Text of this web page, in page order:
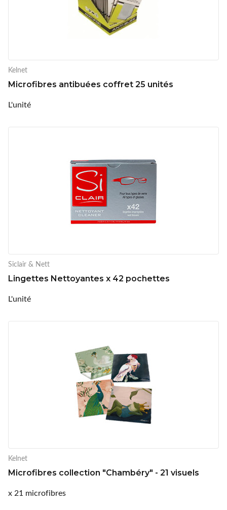
Kelnet
Microfibres antibuées coffret 25 unités
L'unité
Siclair & Nett
Lingettes Nettoyantes x 42 pochettes
L'unité
Kelnet
Microfibres collection "Chambéry" - 21 visuels
x 21 microfibres